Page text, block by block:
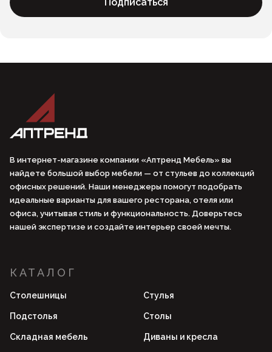
Подписаться
В интернет-магазине компании «Аптренд Мебель» вы
найдете большой выбор мебели — от стульев до коллекций
офисных решений. Наши менеджеры помогут подобрать
идеальные варианты для вашего ресторана, отеля или
офиса, учитывая стиль и функциональность. Доверьтесь
нашей экспертизе и создайте интерьер своей мечты.
КАТАЛОГ
Столешницы Стулья
Подстолья Столы
Складная мебель Диваны и кресла